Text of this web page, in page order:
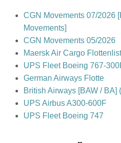
CGN Movements 07/2026
Movements]
CGN Movements 05/2026
Maersk Air Cargo
UPS Fleet Boeing 767-
German Airways Flotte
British Airways [BAW / BA]
UPS Airbus A300-600F
UPS Fleet Boeing 747